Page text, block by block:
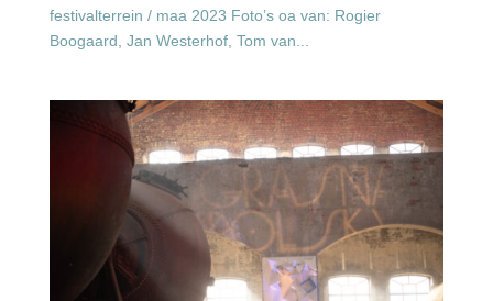
festivalterrein / maa 2023 Foto’s oa van: Rogier
Boogaard, Jan Westerhof, Tom van...